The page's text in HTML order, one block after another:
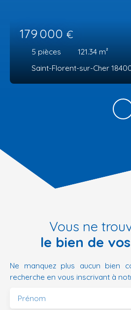
179 000 €
5 pièces 121.34 m²
Saint-Florent-sur-Cher
Vous ne
le bien de
Ne manquez plus aucun bien
recherche en vous inscrivant à
Prénom